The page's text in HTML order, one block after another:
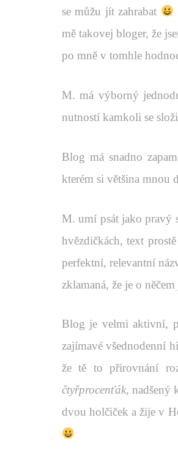
se můžu jít zahrabat
mě takovej bloger, že
po mně v tomhle
M. má výborný
nutností kamkoli se
Blog má snadno
kterém si většina mnou
M. umí psát jako pravý
hvězdičkách, text
perfektní, relevantní
zklamaná, že je o
Blog je velmi aktivní,
zajímavé všednodenní
že tě to přirovnání
čtyřprocenťák, nadšený
dvou holčiček a žije v